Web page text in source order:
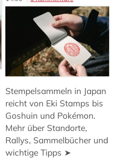
Stempelsammeln in Japan
reicht von Eki Stamps bis
Goshuin und Pokémon.
Mehr über Standorte,
Rallys, Sammelbücher und
wichtige Tipps ➤